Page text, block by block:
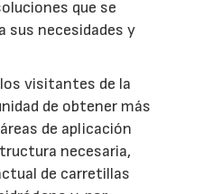
que se
sus necesidades y
visitantes de la
de obtener más
de aplicación
necesaria,
de carretillas